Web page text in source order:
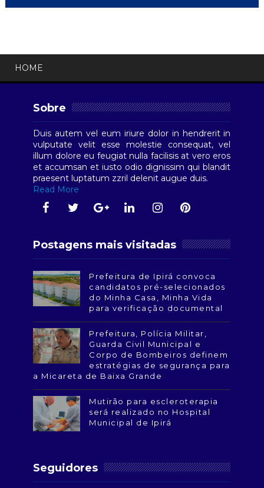
HOME
Sobre
Duis autem vel eum iriure dolor in hendrerit in
vulputate velit esse molestie consequat, vel
illum dolore eu feugiat nulla facilisis at vero eros
et accumsan et iusto odio dignissim qui blandit
praesent luptatum zzril delenit augue duis.
Read More
Postagens mais visitadas
Prefeitura de Ipirá convoca
candidatos pré-selecionados
do Minha Casa, Minha Vida
para verificação documental
Prefeitura, Polícia Militar,
Guarda Civil Municipal e
Corpo de Bombeiros definem
estratégias de segurança para
a Micareta de Baixa Grande
Mutirão para escleroterapia
será realizado no Hospital
Municipal de Ipirá
Seguidores